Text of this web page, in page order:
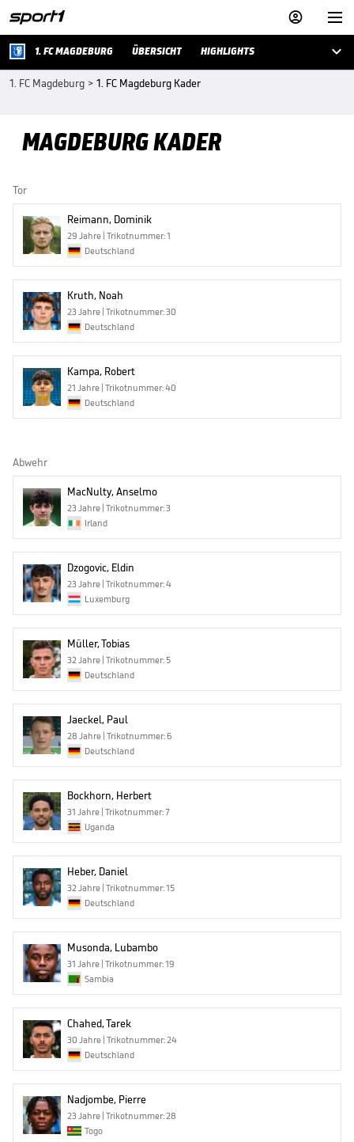


1. FC MAGDEBURG ÜBERSICHT HIGHLIGHTS 
1. FC Magdeburg > 1. FC Magdeburg Kader
MAGDEBURG KADER
Tor
Reimann, Dominik
29 Jahre | Trikotnummer: 1
Deutschland
Kruth, Noah
23 Jahre | Trikotnummer: 30
Deutschland
Kampa, Robert
21 Jahre | Trikotnummer: 40
Deutschland
Abwehr
MacNulty, Anselmo
23 Jahre | Trikotnummer: 3
Irland
Dzogovic, Eldin
23 Jahre | Trikotnummer: 4
Luxemburg
Müller, Tobias
32 Jahre | Trikotnummer: 5
Deutschland
Jaeckel, Paul
28 Jahre | Trikotnummer: 6
Deutschland
Bockhorn, Herbert
31 Jahre | Trikotnummer: 7
Uganda
Heber, Daniel
32 Jahre | Trikotnummer: 15
Deutschland
Musonda, Lubambo
31 Jahre | Trikotnummer: 19
Sambia
Chahed, Tarek
30 Jahre | Trikotnummer: 24
Deutschland
Nadjombe, Pierre
23 Jahre | Trikotnummer: 28
Togo